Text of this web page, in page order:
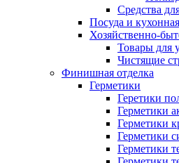
Средства
Посуда и
Хозяйственно-
Товары для
Чистящие
Финишная отделка
Герметики
Геретики
Герметики
Герметики
Герметики
Герметики